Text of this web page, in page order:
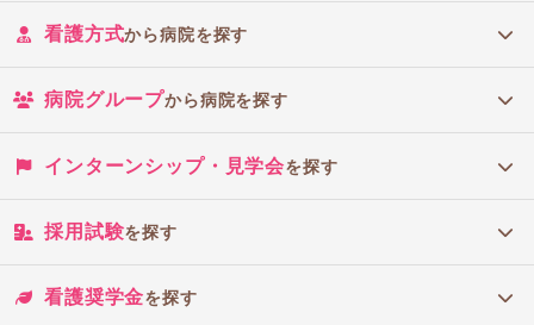
看護方式から病院を探す
病院グループから病院を探す
インターンシップ・見学会を探す
採用試験を探す
看護奨学金を探す